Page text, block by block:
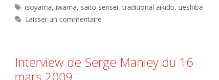
Étiquettes
isoyama,iwama, saito sensei,traditional aikido,ueshiba
Laisser un commentaire
Interview de Serge Maniey du 16
mars 2009